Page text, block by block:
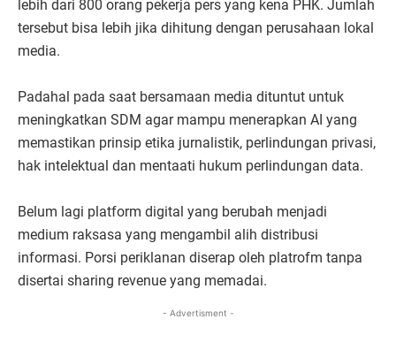
lebih dari 800 orang pekerja pers yang kena PHK. Jumlah
tersebut bisa lebih jika dihitung dengan perusahaan lokal
media.
Padahal pada saat bersamaan media dituntut untuk
meningkatkan SDM agar mampu menerapkan AI yang
memastikan prinsip etika jurnalistik, perlindungan privasi,
hak intelektual dan mentaati hukum perlindungan data.
Belum lagi platform digital yang berubah menjadi
medium raksasa yang mengambil alih distribusi
informasi. Porsi periklanan diserap oleh platrofm tanpa
disertai sharing revenue yang memadai.
- Advertisment -